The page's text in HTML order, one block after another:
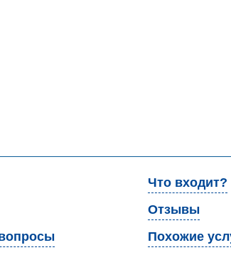
Что входит?
Отзывы
Похожие